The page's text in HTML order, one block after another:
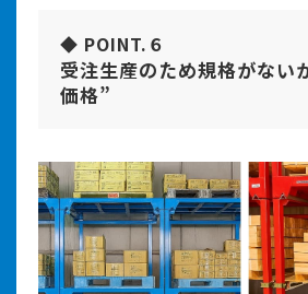
◆ POINT.６
受注生産のため規格がない
価格”